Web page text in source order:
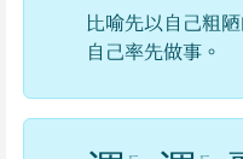
比喻先以自己粗
自己率先做事。